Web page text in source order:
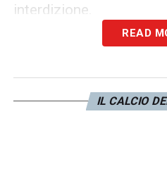
interdizione.
Le capacità sono
ulteriormente
certificare tutta la
READ
IL CALCIO